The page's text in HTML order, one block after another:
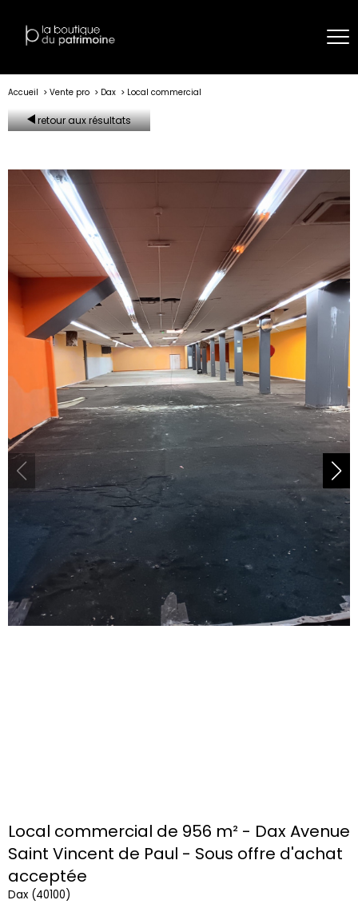
Accueil Vente pro Dax Local commercial
retour aux résultats
Local commercial de 956 m² - Dax Avenue
Saint Vincent de Paul - Sous offre d'achat
acceptée
Dax (40100)